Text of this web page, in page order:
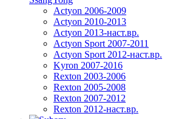
Actyon 2006-2009
Actyon 2010-2013
Actyon 2013-наст.вр.
Actyon Sport 2007-2011
Actyon Sport 2012-наст.вр.
Kyron 2007-2016
Rexton 2003-2006
Rexton 2005-2008
Rexton 2007-2012
Rexton 2012-наст.вр.